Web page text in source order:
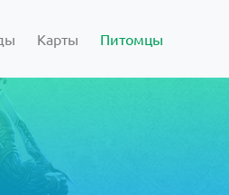
Карты Питомцы